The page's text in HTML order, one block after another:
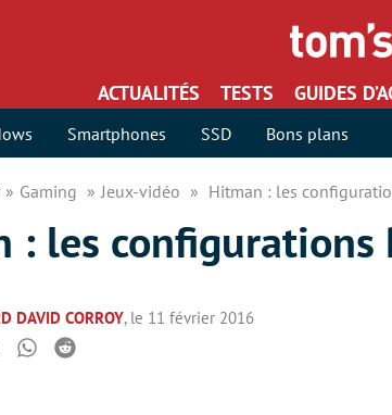
ACTUALITÉS TESTS GUIDES
Smartphones SSD Bons plans
Gaming Jeux-vidéo Hitman : les
: les configurations
DAVID CORROY, le 11 février 2016
Whatsapp
Reddit